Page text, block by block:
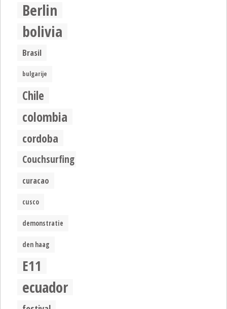
Berlin
bolivia
Brasil
bulgarije
Chile
colombia
cordoba
Couchsurfing
curacao
cusco
demonstratie
den haag
E11
ecuador